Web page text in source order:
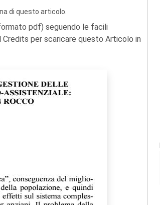
di questo articolo.
pdf) seguendo le facili
Credits per scaricare questo Articolo in